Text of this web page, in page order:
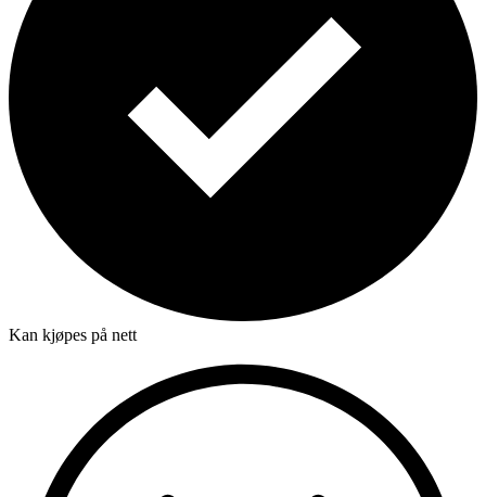
Kan kjøpes på nett